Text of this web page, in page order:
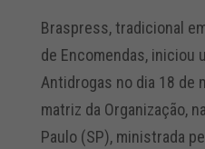
Braspress, tradicional
de Encomendas, iniciou
Antidrogas no dia 18 de
matriz da Organização,
Paulo (SP), ministrada